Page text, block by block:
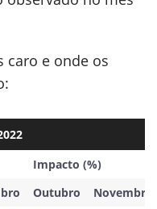
caro e onde os
Impacto (%)
Outubro Novembro